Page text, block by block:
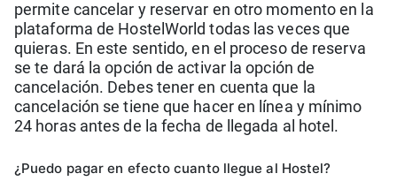
permite cancelar y reservar en otro momento en la
plataforma de HostelWorld todas las veces que
quieras. En este sentido, en el proceso de reserva
se te dará la opción de activar la opción de
cancelación. Debes tener en cuenta que la
cancelación se tiene que hacer en línea y mínimo
24 horas antes de la fecha de llegada al hotel.
¿Puedo pagar en efecto cuanto llegue al Hostel?